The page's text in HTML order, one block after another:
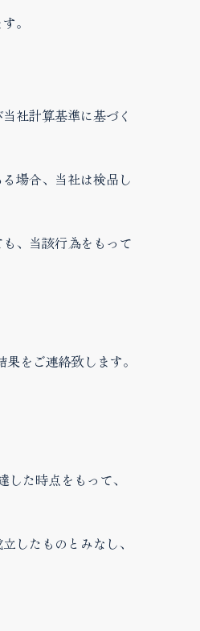
。
社計算基準に基づく
場合、当社は検品し
、当該行為をもって
をご連絡致します。
た時点をもって、
したものとみなし、